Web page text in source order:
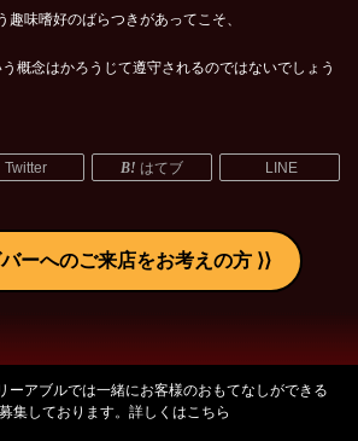
趣味嗜好のばらつきがあってこそ、
う概念はかろうじて遵守されるのではないでしょう
Twitter はてブ LINE
ーへのご来店をお考えの方
ーアブルでは一緒にお客様のおもてなしができる
集しております。詳しくはこちら